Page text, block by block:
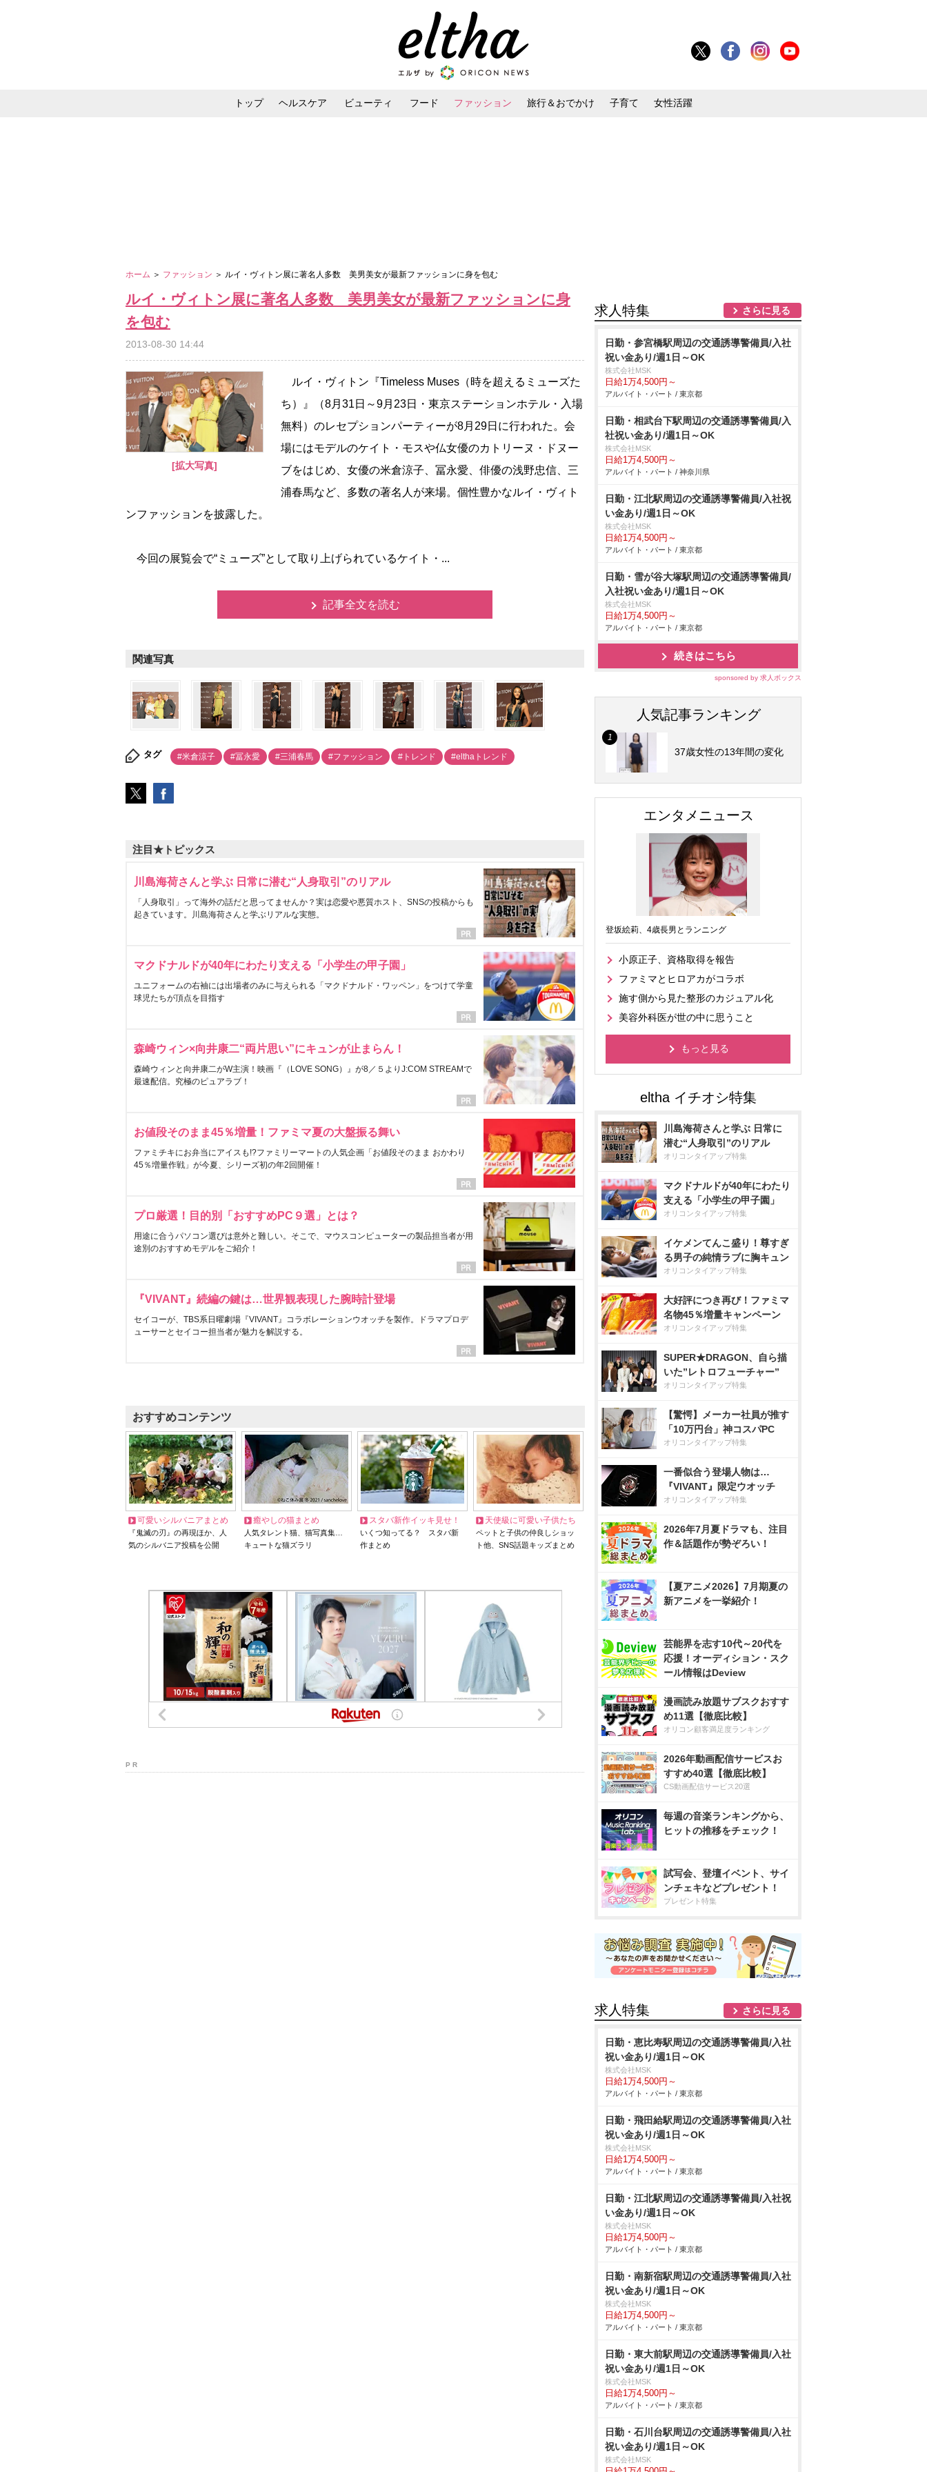
トップ ヘルスケア ビューティ フード ファッション 旅行＆おでかけ 子育て 女性活躍
ホーム ＞ ファッション ＞ ルイ・ヴィトン展に著名人多数 美男美女が最新ファッションに身を包む
ルイ・ヴィトン展に著名人多数 美男美女が最新ファッションに身
を包む
2013-08-30 14:44
[拡大写真]
ルイ・ヴィトン『Timeless Muses（時を超えるミューズた
ち）』（8月31日～9月23日・東京ステーションホテル・入場
無料）のレセプションパーティーが8月29日に行われた。会
場にはモデルのケイト・モスや仏女優のカトリーヌ・ドヌー
ブをはじめ、女優の米倉涼子、冨永愛、俳優の浅野忠信、三
浦春馬など、多数の著名人が来場。個性豊かなルイ・ヴィト
ンファッションを披露した。
今回の展覧会で“ミューズ”として取り上げられているケイト・...
記事全文を読む
関連写真
タグ #米倉涼子 #冨永愛 #三浦春馬 #ファッション #トレンド #elthaトレンド
注目★トピックス
川島海荷さんと学ぶ 日常に潜む“人身取引”のリアル
「人身取引」って海外の話だと思ってませんか？実は恋愛や悪質ホスト、SNSの投稿からも
起きています。川島海荷さんと学ぶリアルな実態。
マクドナルドが40年にわたり支える「小学生の甲子園」
ユニフォームの右袖には出場者のみに与えられる「マクドナルド・ワッペン」をつけて学童
球児たちが頂点を目指す
森崎ウィン×向井康二“両片思い”にキュンが止まらん！
森崎ウィンと向井康二がW主演！映画『（LOVE SONG）』が8／５よりJ:COM STREAMで
最速配信。究極のピュアラブ！
お値段そのまま45％増量！ファミマ夏の大盤振る舞い
ファミチキにお弁当にアイスも!?ファミリーマートの人気企画「お値段そのまま おかわり
45％増量作戦」が今夏、シリーズ初の年2回開催！
プロ厳選！目的別「おすすめPC９選」とは？
用途に合うパソコン選びは意外と難しい。そこで、マウスコンピューターの製品担当者が用
途別のおすすめモデルをご紹介！
『VIVANT』続編の鍵は…世界観表現した腕時計登場
セイコーが、TBS系日曜劇場『VIVANT』コラボレーションウオッチを製作。ドラマプロデ
ューサーとセイコー担当者が魅力を解説する。
おすすめコンテンツ
可愛いシルバニアまとめ
『鬼滅の刃』の再現ほか、人
気のシルバニア投稿を公開
癒やしの猫まとめ
人気タレント猫、猫写真集…
キュートな猫ズラリ
スタバ新作イッキ見せ！
いくつ知ってる？ スタバ新
作まとめ
天使級に可愛い子供たち
ペットと子供の仲良しショッ
ト他、SNS話題キッズまとめ
P R
求人特集 さらに見る
日勤・参宮橋駅周辺の交通誘導警備員/入社
祝い金あり/週1日～OK
株式会社MSK
日給1万4,500円～
アルバイト・パート / 東京都
日勤・相武台下駅周辺の交通誘導警備員/入
社祝い金あり/週1日～OK
株式会社MSK
日給1万4,500円～
アルバイト・パート / 神奈川県
日勤・江北駅周辺の交通誘導警備員/入社祝
い金あり/週1日～OK
株式会社MSK
日給1万4,500円～
アルバイト・パート / 東京都
日勤・雪が谷大塚駅周辺の交通誘導警備員/
入社祝い金あり/週1日～OK
株式会社MSK
日給1万4,500円～
アルバイト・パート / 東京都
続きはこちら
sponsored by 求人ボックス
人気記事ランキング
37歳女性の13年間の変化
エンタメニュース
登坂絵莉、4歳長男とランニング
小原正子、資格取得を報告
ファミマとヒロアカがコラボ
施す側から見た整形のカジュアル化
美容外科医が世の中に思うこと
もっと見る
川島海荷さんと学ぶ 日常に
潜む“人身取引”のリアル
オリコンタイアップ特集
マクドナルドが40年にわたり
支える「小学生の甲子園」
オリコンタイアップ特集
イケメンてんこ盛り！尊すぎ
る男子の純情ラブに胸キュン
オリコンタイアップ特集
大好評につき再び！ファミマ
名物45％増量キャンペーン
オリコンタイアップ特集
SUPER★DRAGON、自ら描
いた”レトロフューチャー”
オリコンタイアップ特集
【驚愕】メーカー社員が推す
「10万円台」神コスパPC
オリコンタイアップ特集
一番似合う登場人物は…
『VIVANT』限定ウオッチ
オリコンタイアップ特集
2026年7月夏ドラマも、注目
作＆話題作が勢ぞろい！
【夏アニメ2026】7月期夏の
新アニメを一挙紹介！
芸能界を志す10代～20代を
応援！オーディション・スク
ール情報はDeview
漫画読み放題サブスクおすす
め11選【徹底比較】
オリコン顧客満足度ランキング
2026年動画配信サービスお
すすめ40選【徹底比較】
CS動画配信サービス20選
毎週の音楽ランキングから、
ヒットの推移をチェック！
試写会、登壇イベント、サイ
ンチェキなどプレゼント！
プレゼント特集
求人特集 さらに見る
日勤・恵比寿駅周辺の交通誘導警備員/入社
祝い金あり/週1日～OK
株式会社MSK
日給1万4,500円～
アルバイト・パート / 東京都
日勤・飛田給駅周辺の交通誘導警備員/入社
祝い金あり/週1日～OK
株式会社MSK
日給1万4,500円～
アルバイト・パート / 東京都
日勤・江北駅周辺の交通誘導警備員/入社祝
い金あり/週1日～OK
株式会社MSK
日給1万4,500円～
アルバイト・パート / 東京都
日勤・南新宿駅周辺の交通誘導警備員/入社
祝い金あり/週1日～OK
株式会社MSK
日給1万4,500円～
アルバイト・パート / 東京都
日勤・東大前駅周辺の交通誘導警備員/入社
祝い金あり/週1日～OK
株式会社MSK
日給1万4,500円～
アルバイト・パート / 東京都
日勤・石川台駅周辺の交通誘導警備員/入社
祝い金あり/週1日～OK
株式会社MSK